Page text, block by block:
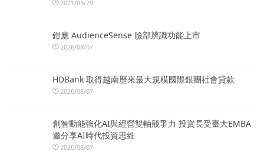
2021/03/29
鎧應 AudienceSense 臉部辨識功能上市
2026/08/07
HDBank 取得越南歷來最大規模國際銀團社會貸款
2026/08/07
創智動能強化AI與經營雙軸競爭力 投資長受臺大EMBA
邀分享AI時代投資思維
2026/08/07